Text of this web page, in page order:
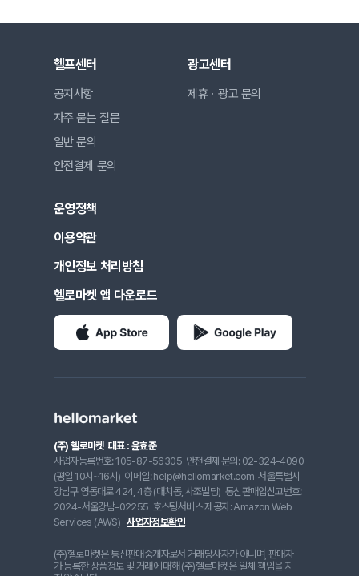
헬프센터
공지사항
자주 묻는 질문
일반 문의
안전결제 문의
광고센터
제휴ㆍ광고 문의
운영정책
이용약관
개인정보 처리방침
헬로마켓 앱 다운로드
(주) 헬로마켓 대표 : 윤효준
사업자등록번호: 105-87-56305 안전결제 문의: 02-324-4090
(평일 10시~16시) 이메일: help@hellomarket.com 서울특별시
강남구 영동대로 424, 4층 (대치동, 사조빌딩) 통신판매업신고번호:
2024-서울강남-02255 호스팅서비스 제공자: Amazon Web
Services (AWS) 사업자정보확인
(주)헬로마켓은 통신판매중개자로서 거래당사자가 아니며, 판매자
가 등록한 상품정보 및 거래에 대해 (주)헬로마켓은 일체 책임을 지